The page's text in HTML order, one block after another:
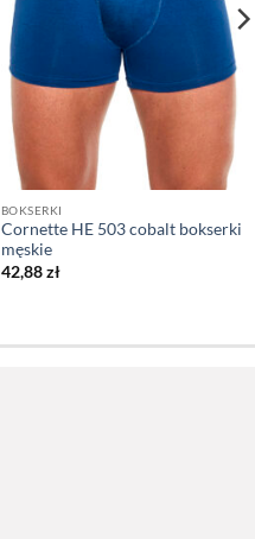
BOKSERKI
Cornette HE 503 cobalt bokserki
męskie
42,88zł